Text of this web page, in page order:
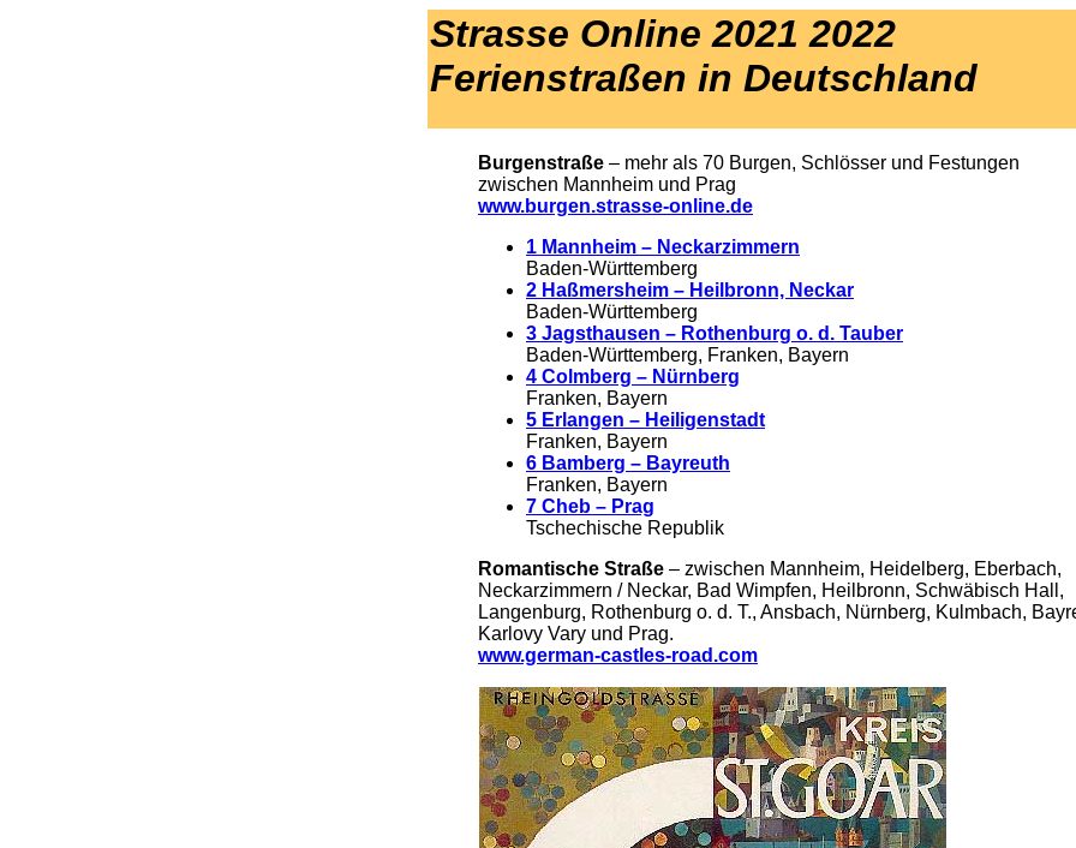
Strasse Online 2021 2022
Ferienstraßen in Deutschland
Burgenstraße – mehr als 70 Burgen, Schlösser und Festungen
zwischen Mannheim und Prag
www.burgen.strasse-online.de
1 Mannheim – Neckarzimmern
Baden-Württemberg
2 Haßmersheim – Heilbronn, Neckar
Baden-Württemberg
3 Jagsthausen – Rothenburg o. d. Tauber
Baden-Württemberg, Franken, Bayern
4 Colmberg – Nürnberg
Franken, Bayern
5 Erlangen – Heiligenstadt
Franken, Bayern
6 Bamberg – Bayreuth
Franken, Bayern
7 Cheb – Prag
Tschechische Republik
Romantische Straße – zwischen Mannheim, Heidelberg, Eberbach,
Neckarzimmern / Neckar, Bad Wimpfen, Heilbronn, Schwäbisch Hall,
Langenburg, Rothenburg o. d. T., Ansbach, Nürnberg, Kulmbach,
Karlovy Vary und Prag.
www.german-castles-road.com